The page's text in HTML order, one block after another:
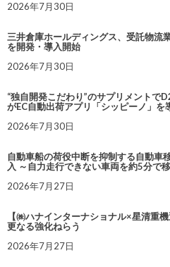
2026年7月30日
三井倉庫ホールディングス、受託物流
を開発・導入開始
2026年7月30日
“独自開発こだわり”のサプリメントで
がEC自動出荷アプリ「シッピーノ」を
2026年7月30日
自動車船の荷役中断を抑制する自動車
入 ～自力走行できない車両を約5分で
2026年7月27日
【㈱ハナインターナショナル×星清重
更なる強化ねらう
2026年7月27日